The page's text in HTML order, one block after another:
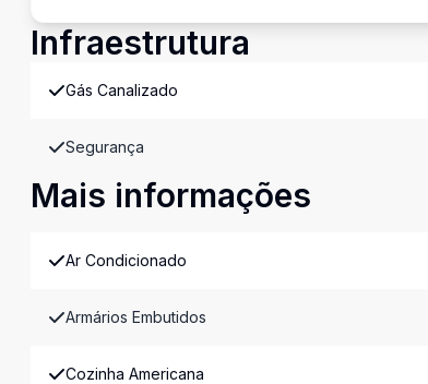
Infraestrutura
Gás Canalizado
Segurança
Mais informações
Ar Condicionado
Armários Embutidos
Cozinha Americana